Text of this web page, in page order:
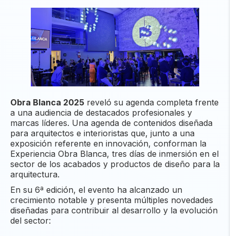
Obra Blanca 2025 reveló su agenda completa frente
a una audiencia de destacados profesionales y
marcas líderes. Una agenda de contenidos diseñada
para arquitectos e interioristas que, junto a una
exposición referente en innovación, conforman la
Experiencia Obra Blanca, tres días de inmersión en el
sector de los acabados y productos de diseño para la
arquitectura.
En su 6ª edición, el evento ha alcanzado un
crecimiento notable y presenta múltiples novedades
diseñadas para contribuir al desarrollo y la evolución
del sector: